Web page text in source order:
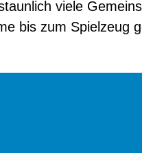
viele
bis zum Spielzeug